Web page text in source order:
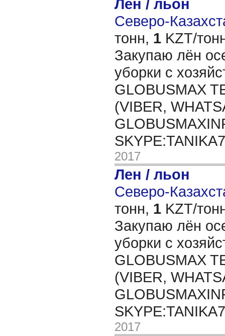
Лен / льон
Северо-
тонн, 1 KZT/
Закупаю лён
уборки с
GLOBUSMAX
(VIBER,
2017
Лен / льон
Северо-
тонн, 1 KZT/
Закупаю лён
уборки с
GLOBUSMAX
(VIBER,
2017